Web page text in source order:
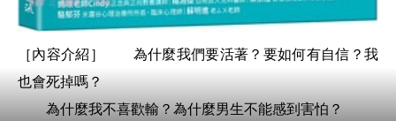
［內容介紹］
為什麼我們要活著？要如何有自信？我
也會死掉嗎？
為什麼我不喜歡輸？為什麼男生不能感到害怕？